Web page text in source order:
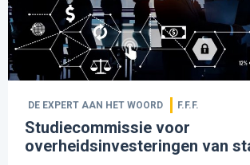
DE EXPERT AAN HET WOORD F.F.F.
Studiecommissie voor
overheidsinvesteringen van